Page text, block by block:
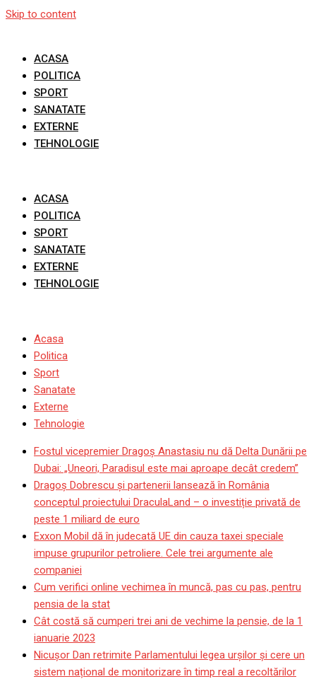
Skip to content
ACASA
POLITICA
SPORT
SANATATE
EXTERNE
TEHNOLOGIE
ACASA
POLITICA
SPORT
SANATATE
EXTERNE
TEHNOLOGIE
Acasa
Politica
Sport
Sanatate
Externe
Tehnologie
Fostul vicepremier Dragoș Anastasiu nu dă Delta Dunării pe
Dubai: „Uneori, Paradisul este mai aproape decât credem”
Dragoş Dobrescu şi partenerii lansează în România
conceptul proiectului DraculaLand – o investiție privată de
peste 1 miliard de euro
Exxon Mobil dă în judecată UE din cauza taxei speciale
impuse grupurilor petroliere. Cele trei argumente ale
companiei
Cum verifici online vechimea în muncă, pas cu pas, pentru
pensia de la stat
Cât costă să cumperi trei ani de vechime la pensie, de la 1
ianuarie 2023
Nicușor Dan retrimite Parlamentului legea urșilor și cere un
sistem național de monitorizare în timp real a recoltărilor